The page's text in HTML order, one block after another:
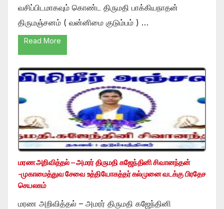
வசிப்பிடமாகவும் கொண்ட திருமதி பாக்கியநாதன்
திருமஞ்சனம் ( வன்னிமை குடும்பம் ) …
Read More
மரண அறிவித்தல் – அமரர் திருமதி கஜேந்தினி சிவானந்தன்
-முகாமைத்துவ சேவை உத்தியோகத்தர் கல்முனை வடக்கு பிரதேச
செயலகம்
மரண அறிவித்தல் – அமரர் திருமதி கஜேந்தினி